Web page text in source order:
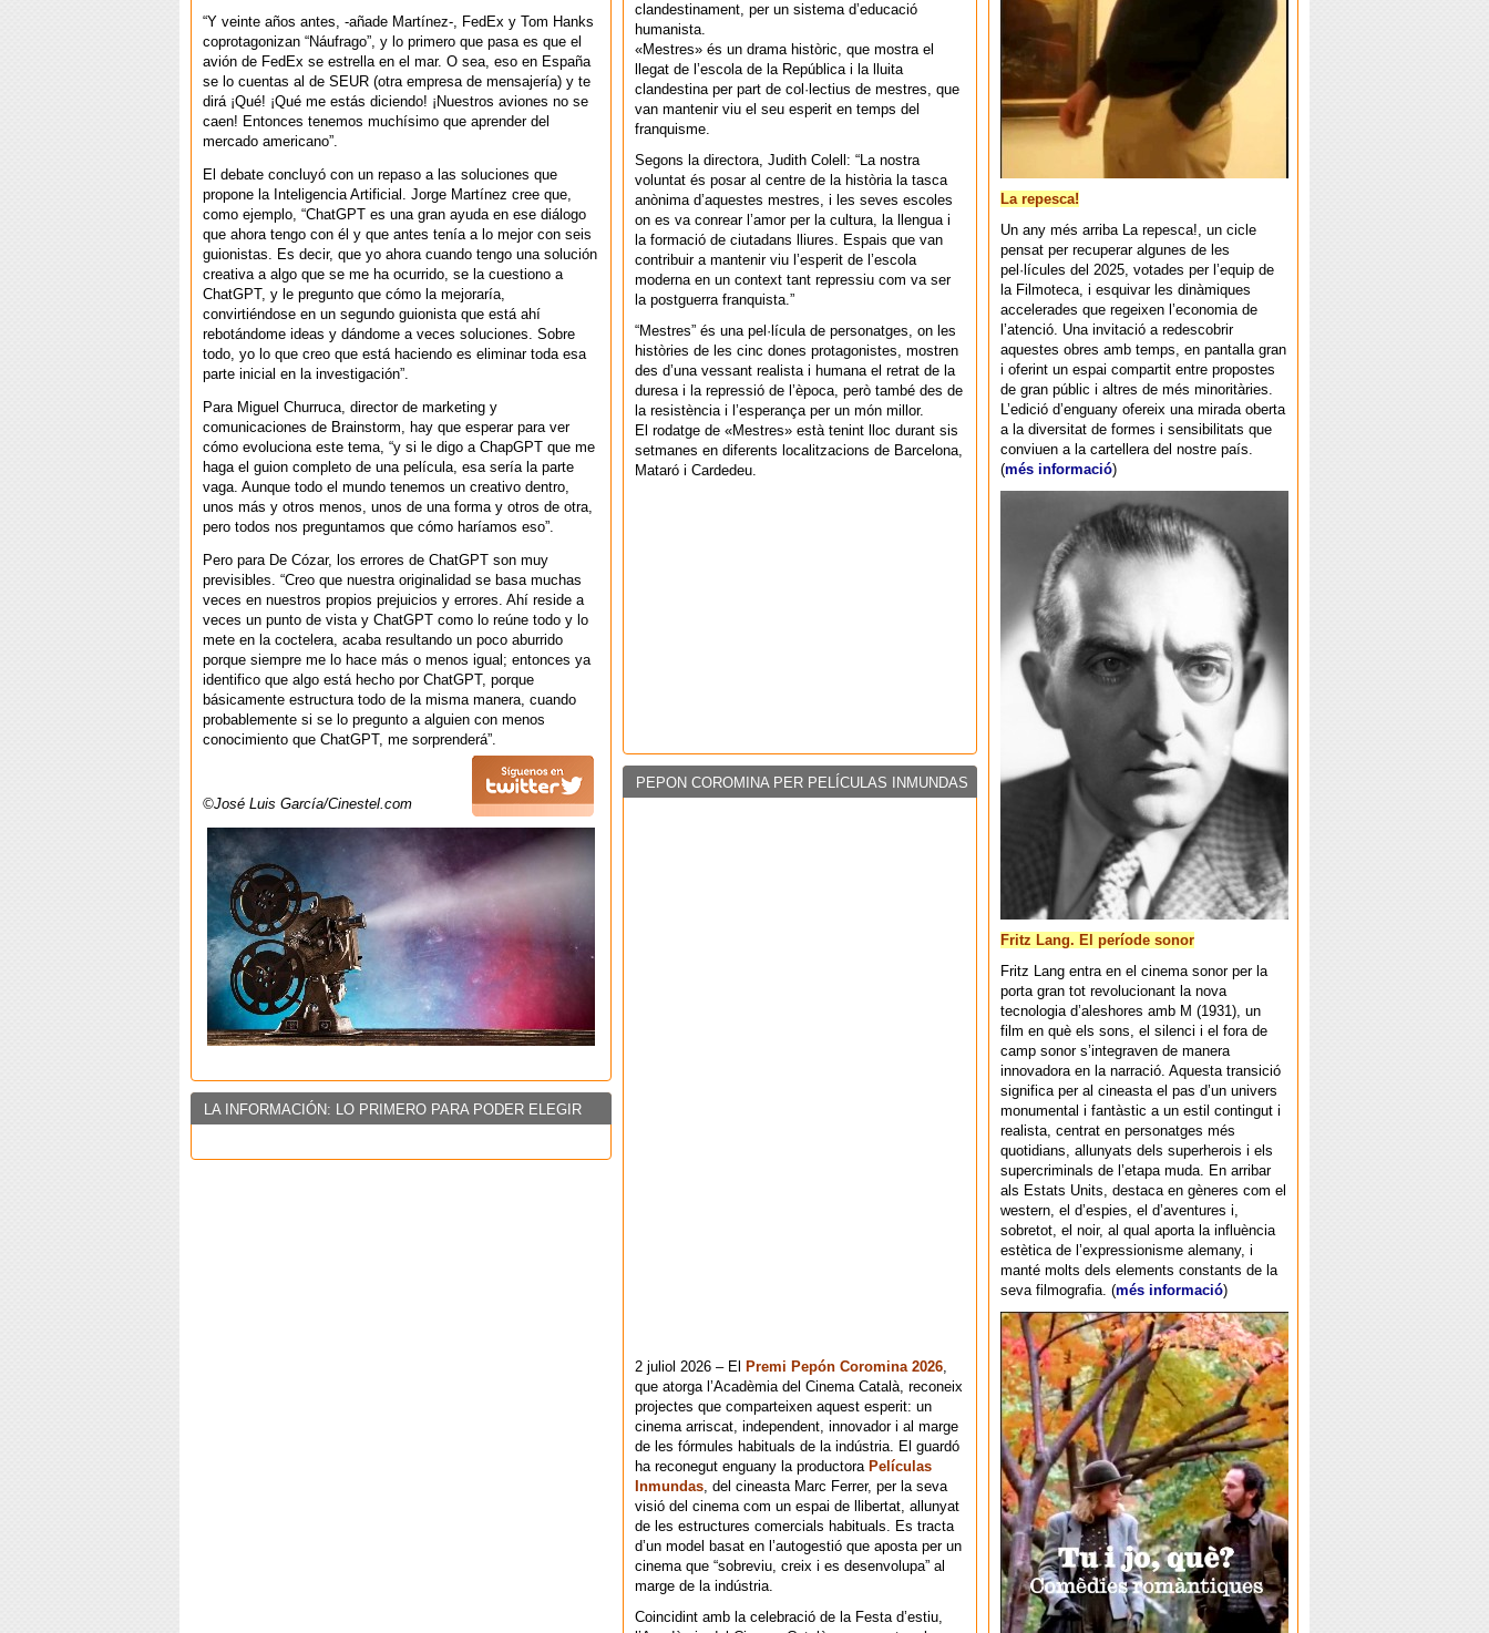
“Y veinte años antes, -añade Martínez-, FedEx y Tom Hanks
coprotagonizan “Náufrago”, y lo primero que pasa es que el
avión de FedEx se estrella en el mar. O sea, eso en España
se lo cuentas al de SEUR (otra empresa de mensajería) y te
dirá ¡Qué! ¡Qué me estás diciendo! ¡Nuestros aviones no se
caen! Entonces tenemos muchísimo que aprender del
mercado americano”.
El debate concluyó con un repaso a las soluciones que
propone la Inteligencia Artificial. Jorge Martínez cree que,
como ejemplo, “ChatGPT es una gran ayuda en ese diálogo
que ahora tengo con él y que antes tenía a lo mejor con seis
guionistas. Es decir, que yo ahora cuando tengo una solución
creativa a algo que se me ha ocurrido, se la cuestiono a
ChatGPT, y le pregunto que cómo la mejoraría,
convirtiéndose en un segundo guionista que está ahí
rebotándome ideas y dándome a veces soluciones. Sobre
todo, yo lo que creo que está haciendo es eliminar toda esa
parte inicial en la investigación”.
Para Miguel Churruca, director de marketing y
comunicaciones de Brainstorm, hay que esperar para ver
cómo evoluciona este tema, “y si le digo a ChapGPT que me
haga el guion completo de una película, esa sería la parte
vaga. Aunque todo el mundo tenemos un creativo dentro,
unos más y otros menos, unos de una forma y otros de otra,
pero todos nos preguntamos que cómo haríamos eso”.
Pero para De Cózar, los errores de ChatGPT son muy
previsibles. “Creo que nuestra originalidad se basa muchas
veces en nuestros propios prejuicios y errores. Ahí reside a
veces un punto de vista y ChatGPT como lo reúne todo y lo
mete en la coctelera, acaba resultando un poco aburrido
porque siempre me lo hace más o menos igual; entonces ya
identifico que algo está hecho por ChatGPT, porque
básicamente estructura todo de la misma manera, cuando
probablemente si se lo pregunto a alguien con menos
conocimiento que ChatGPT, me sorprenderá”.
©José Luis García/Cinestel.com
LA INFORMACIÓN: LO PRIMERO PARA PODER ELEGIR
La repesca!
Un any més arriba La repesca!, un cicle
pensat per recuperar algunes de les
pel·lícules del 2025, votades per l’equip de
la Filmoteca, i esquivar les dinàmiques
accelerades que regeixen l’economia de
l’atenció. Una invitació a redescobrir
aquestes obres amb temps, en pantalla gran
i oferint un espai compartit entre propostes
de gran públic i altres de més minoritàries.
L’edició d’enguany ofereix una mirada oberta
a la diversitat de formes i sensibilitats que
conviuen a la cartellera del nostre país.
(més informació)
Fritz Lang. El període sonor
Fritz Lang entra en el cinema sonor per la
porta gran tot revolucionant la nova
tecnologia d’aleshores amb M (1931), un
film en què els sons, el silenci i el fora de
camp sonor s’integraven de manera
innovadora en la narració. Aquesta transició
significa per al cineasta el pas d’un univers
monumental i fantàstic a un estil contingut i
realista, centrat en personatges més
quotidians, allunyats dels superherois i els
supercriminals de l’etapa muda. En arribar
als Estats Units, destaca en gèneres com el
western, el d’espies, el d’aventures i,
sobretot, el noir, al qual aporta la influència
estètica de l’expressionisme alemany, i
manté molts dels elements constants de la
seva filmografia. (més informació)
clandestinament, per un sistema d’educació
humanista.
«Mestres» és un drama històric, que mostra el
llegat de l’escola de la República i la lluita
clandestina per part de col·lectius de mestres, que
van mantenir viu el seu esperit en temps del
franquisme.
Segons la directora, Judith Colell: “La nostra
voluntat és posar al centre de la història la tasca
anònima d’aquestes mestres, i les seves escoles
on es va conrear l’amor per la cultura, la llengua i
la formació de ciutadans lliures. Espais que van
contribuir a mantenir viu l’esperit de l’escola
moderna en un context tant repressiu com va ser
la postguerra franquista.”
“Mestres” és una pel·lícula de personatges, on les
històries de les cinc dones protagonistes, mostren
des d’una vessant realista i humana el retrat de la
duresa i la repressió de l’època, però també des de
la resistència i l’esperança per un món millor.
El rodatge de «Mestres» està tenint lloc durant sis
setmanes en diferents localitzacions de Barcelona,
Mataró i Cardedeu.
PEPON COROMINA PER PELÍCULAS INMUNDAS
2 juliol 2026 – El Premi Pepón Coromina 2026,
que atorga l’Acadèmia del Cinema Català, reconeix
projectes que comparteixen aquest esperit: un
cinema arriscat, independent, innovador i al marge
de les fórmules habituals de la indústria. El guardó
ha reconegut enguany la productora Películas
Inmundas, del cineasta Marc Ferrer, per la seva
visió del cinema com un espai de llibertat, allunyat
de les estructures comercials habituals. Es tracta
d’un model basat en l’autogestió que aposta per un
cinema que “sobreviu, creix i es desenvolupa” al
marge de la indústria.
Coincidint amb la celebració de la Festa d’estiu,